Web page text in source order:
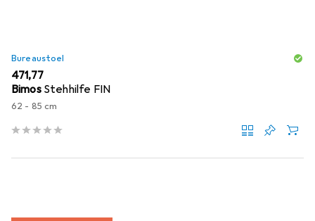
Bureaustoel
EUR
471,77
Bimos Stehhilfe FIN
62 - 85 cm